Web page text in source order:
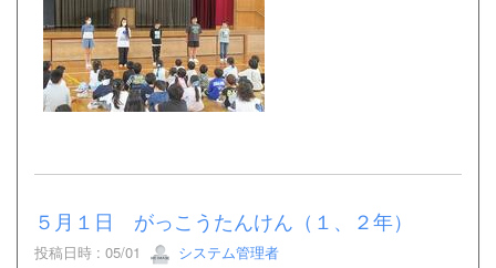
５月１日 がっこうたんけん（１、２年）
投稿日時 : 05/01 システム管理者